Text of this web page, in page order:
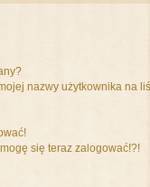
nazwy użytkownika na
się teraz zalogować!?!